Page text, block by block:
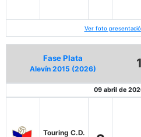
Ver foto
Fase Plata
Alevín 2015 (2026)
09 abril de
Touring C.D.